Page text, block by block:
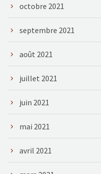
octobre 2021
septembre 2021
août 2021
juillet 2021
juin 2021
mai 2021
avril 2021